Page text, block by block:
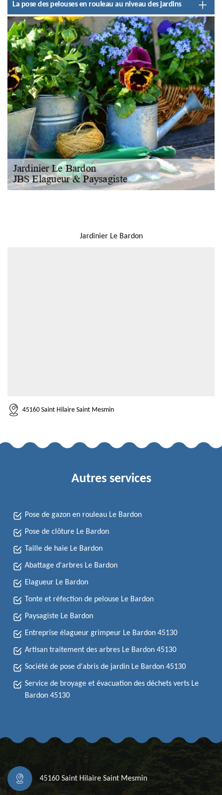
La pose des pelouses en rouleau au niveau des jardins
Jardinier Le Bardon
45160 Saint Hilaire Saint Mesmin
Autres services
Pose de gazon en rouleau Le Bardon
Pose de clôture Le Bardon
Taille de haie Le Bardon
Abattage d'arbres Le Bardon
Elagueur Le Bardon
Tonte et réfection de pelouse Le Bardon
Paysagiste Le Bardon
Entreprise élagueur grimpeur Le Bardon 45130
Artisan traitement des arbres Le Bardon 45130
Société de pose d'abris de jardin Le Bardon 45130
Service de broyage et évacuation des déchets verts Le
Bardon 45130
45160 Saint Hilaire Saint Mesmin